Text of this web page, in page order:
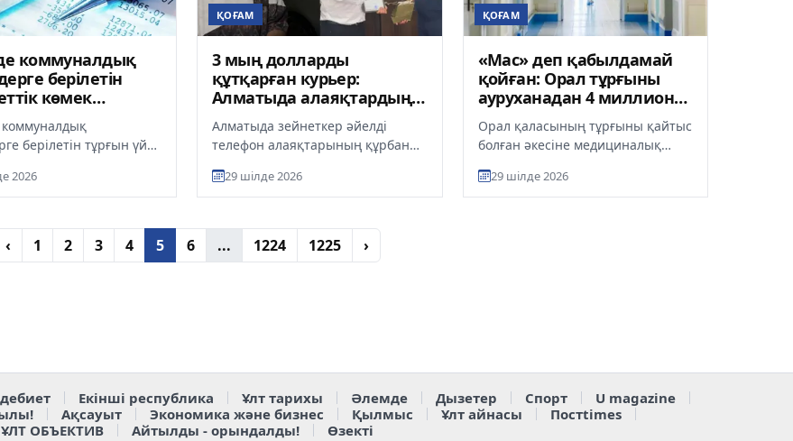
коммуналдық
берілетін
көмек
коммуналдық
берілетін тұрғын үй
өңірлерде
2026
ҚОҒАМ
3 мың долларды
құтқарған курьер:
Алматыда алаяқтардың
жоспары іске аспай
қалды
Алматыда зейнеткер әйелді
телефон алаяқтарының құрбаны
Нартай Есімханов
марапатталды....
29 шілде 2026
ҚОҒАМ
«Мас» деп қабылдамай
қойған: Орал тұрғыны
ауруханадан 4 миллион
теңге өндіріп алды
Орал қаласының тұрғыны қайтыс
болған әкесіне медициналық
көрсетілмегені үшін қалалық
ауруханад...
29 шілде 2026
‹ 1 2 3 4 5 6 ... 1224 1225 ›
Екінші республика Ұлт тарихы Әлемде Дызетер Спорт
U magazine
Ақсауыт Экономика және бизнес Қылмыс Ұлт айнасы
Постtimes
ҰЛТ ОБЪЕКТИВ
Айтылды - орындалды! Өзекті